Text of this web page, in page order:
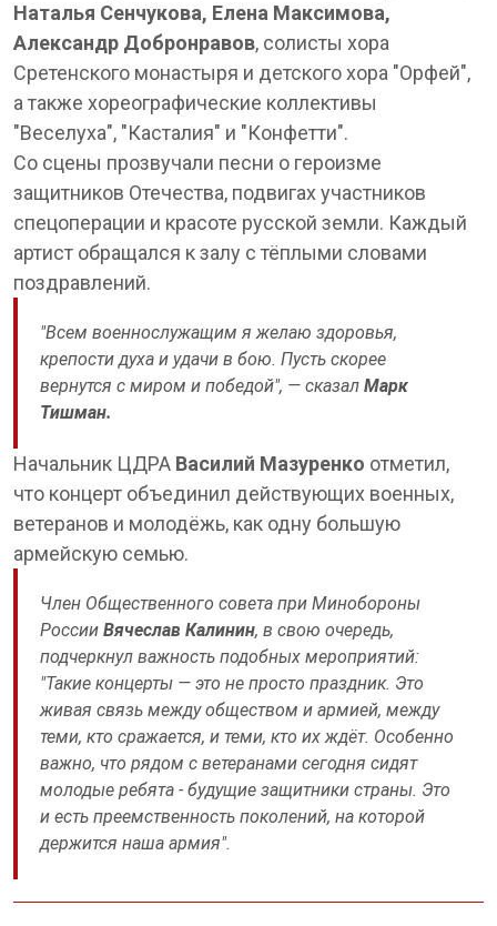
Наталья Сенчукова, Елена Максимова,
Александр Добронравов, солисты хора
Сретенского монастыря и детского хора "Орфей",
а также хореографические коллективы
"Веселуха", "Касталия" и "Конфетти".
Со сцены прозвучали песни о героизме
защитников Отечества, подвигах участников
спецоперации и красоте русской земли. Каждый
артист обращался к залу с тёплыми словами
поздравлений.
"Всем военнослужащим я желаю здоровья,
крепости духа и удачи в бою. Пусть скорее
вернутся с миром и победой", — сказал Марк
Тишман.
Начальник ЦДРА Василий Мазуренко отметил,
что концерт объединил действующих военных,
ветеранов и молодёжь, как одну большую
армейскую семью.
Член Общественного совета при Минобороны
России Вячеслав Калинин, в свою очередь,
подчеркнул важность подобных мероприятий:
"Такие концерты — это не просто праздник. Это
живая связь между обществом и армией, между
теми, кто сражается, и теми, кто их ждёт. Особенно
важно, что рядом с ветеранами сегодня сидят
молодые ребята - будущие защитники страны. Это
и есть преемственность поколений, на которой
держится наша армия".